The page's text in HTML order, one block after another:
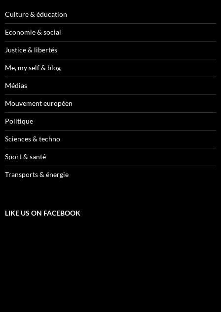
Culture & éducation
Economie & social
Justice & libertés
Me, my self & blog
Médias
Mouvement européen
Politique
Sciences & techno
Sport & santé
Transports & énergie
LIKE US ON FACEBOOK